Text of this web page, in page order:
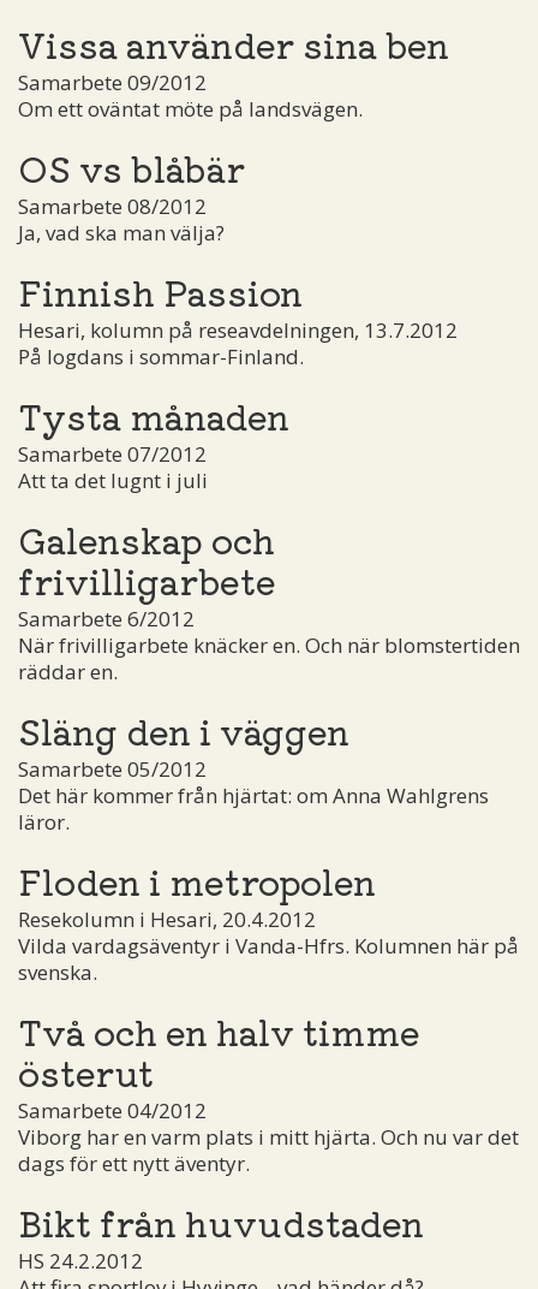
Vissa använder sina ben
Samarbete 09/2012
Om ett oväntat möte på landsvägen.
OS vs blåbär
Samarbete 08/2012
Ja, vad ska man välja?
Finnish Passion
Hesari, kolumn på reseavdelningen, 13.7.2012
På logdans i sommar-Finland.
Tysta månaden
Samarbete 07/2012
Att ta det lugnt i juli
Galenskap och
frivilligarbete
Samarbete 6/2012
När frivilligarbete knäcker en. Och när blomstertiden
räddar en.
Släng den i väggen
Samarbete 05/2012
Det här kommer från hjärtat: om Anna Wahlgrens
läror.
Floden i metropolen
Resekolumn i Hesari, 20.4.2012
Vilda vardagsäventyr i Vanda-Hfrs. Kolumnen här på
svenska.
Två och en halv timme
österut
Samarbete 04/2012
Viborg har en varm plats i mitt hjärta. Och nu var det
dags för ett nytt äventyr.
Bikt från huvudstaden
HS 24.2.2012